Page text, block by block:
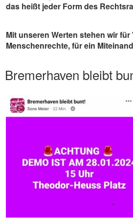
das heißt jeder Form des
Mit unseren Werten stehen wir
Menschenrechte, für ein
Bremerhaven bleibt